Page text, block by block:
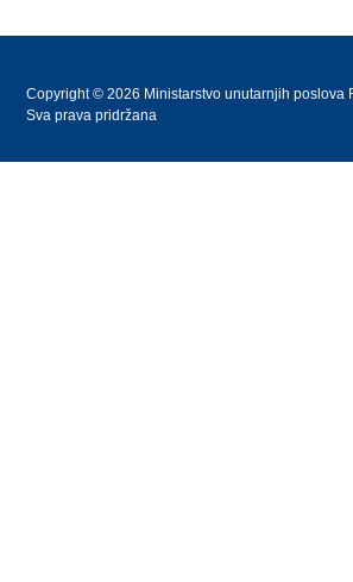
Copyright © 2026 Ministarstvo unutarnjih poslova
Sva prava pridržana